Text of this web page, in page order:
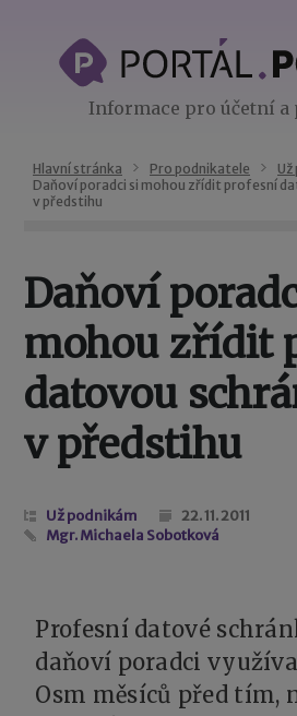
Informace pro účetní a
Hlavní stránka Pro podnikatele
Daňoví poradci si mohou zřídit profesní
v předstihu
Daňoví
mohou zřídit
datovou
v předstihu
Už podnikám
22. 11. 2011
Mgr. Michaela Sobotková
Profesní datové
daňoví poradci
Osm měsíců před tím,